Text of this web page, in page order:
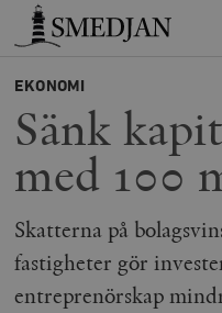
Timbro
EKONOMI
Sänk
med 100
Skatterna på
fastigheter gör
entreprenörskap